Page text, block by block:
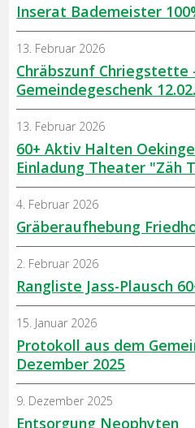
Inserat Bademeister
Chräbszunf Chriegstette
Gemeindegeschenk
13. Februar 2026
60+ Aktiv Halten
Einladung Theater "Zäh
13. Februar 2026
Gräberaufhebung
4. Februar 2026
Rangliste Jass-Plausch
2. Februar 2026
Protokoll aus dem
Dezember 2025
15. Januar 2026
Entsorgung Neophyten
9. Dezember 2025